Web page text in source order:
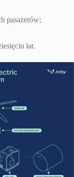
pasażerów;
lat.